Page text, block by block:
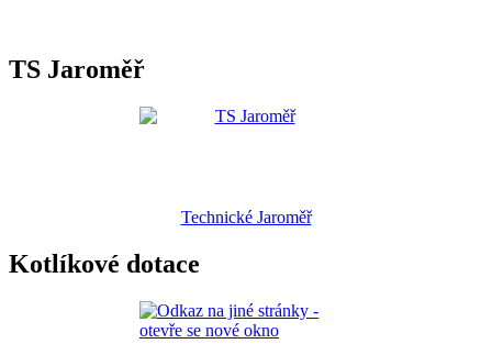
TS Jaroměř
Technické Jaroměř
Kotlíkové dotace